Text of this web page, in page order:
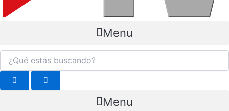
Menu
Menu